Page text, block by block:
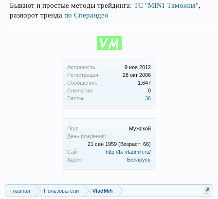
Активность:
9 ноя 2012
Регистрация:
28 окт 2006
Сообщения:
1.647
Симпатии:
0
Баллы:
36
Пол:
Мужской
День рождения:
21 сен 1959 (Возраст: 66)
Сайт:
http://fx-vladmih.ru/
Адрес:
Беларусь
Бывают и простые методы трейдинга: ТС "MINI-Таможня",
разворот тренда по Сперандео
Главная Пользователи VladMih